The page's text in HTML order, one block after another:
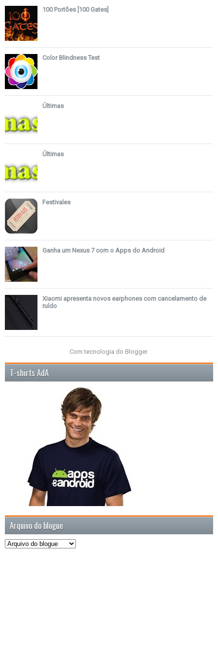
100 Portões [100 Gates]
Color Blindness Test
Últimas
Últimas
Festivales
Ganha um Nexus 7 com o Apps do Android
Xiaomi apresenta novos earphones com cancelamento de
ruído
Com tecnologia do Blogger.
T-shirts AdA
Arquivo do blogue